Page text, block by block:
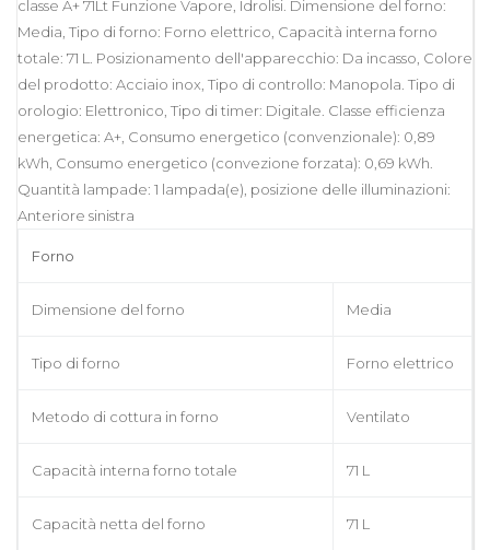
classe A+ 71Lt Funzione Vapore, Idrolisi. Dimensione del forno:
Media, Tipo di forno: Forno elettrico, Capacità interna forno
totale: 71 L. Posizionamento dell'apparecchio: Da incasso, Colore
del prodotto: Acciaio inox, Tipo di controllo: Manopola. Tipo di
orologio: Elettronico, Tipo di timer: Digitale. Classe efficienza
energetica: A+, Consumo energetico (convenzionale): 0,89
kWh, Consumo energetico (convezione forzata): 0,69 kWh.
Quantità lampade: 1 lampada(e), posizione delle illuminazioni:
Anteriore sinistra
Forno
Dimensione del forno Media
Tipo di forno Forno elettrico
Metodo di cottura in forno Ventilato
Capacità interna forno totale 71 L
Capacità netta del forno 71 L